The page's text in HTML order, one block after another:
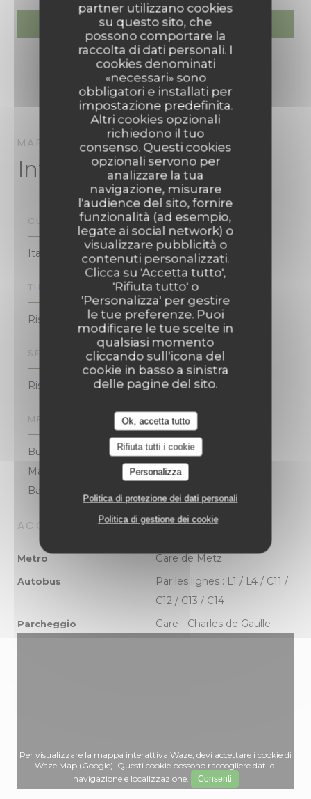
partner utilizzano cookies
su questo sito, che
possono comportare la
raccolta di dati personali. I
cookies denominati
«necessari» sono
obbligatori e installati per
impostazione predefinita.
Altri cookies opzionali
richiedono il tuo
consenso. Questi cookies
opzionali servono per
analizzare la tua
navigazione, misurare
l'audience del sito, fornire
funzionalità (ad esempio,
legate ai social network) o
visualizzare pubblicità o
contenuti personalizzati.
Clicca su 'Accetta tutto',
'Rifiuta tutto' o
'Personalizza' per gestire
le tue preferenze. Puoi
modificare le tue scelte in
qualsiasi momento
cliccando sull'icona del
cookie in basso a sinistra
delle pagine del sito.
Ok, accetta tutto
Rifiuta tutti i cookie
Personalizza
Politica di protezione dei dati personali
Politica di gestione dei cookie
MARTINA RISTORANTE ITALIANOMETZ
Informazioni pratiche
CUCINA
Italiano tradizionale
TIPOLOGIA
Ristorante Italiano
SERVIZI
Ristorante o da asporto
METODO DI PAGAMENTO
Buoni pasto, Contactless Payment, Eurocard /
Mastercard, Contanti, Visa, American Express,
Bancomat
ACCESSO
Metro Gare de Metz
Autobus
Par les lignes : L1 / L4 / C11 /
C12 / C13 / C14
Parcheggio Gare - Charles de Gaulle
Per visualizzare la mappa interattiva Waze, devi accettare i cookie di
Waze Map (Google). Questi cookie possono raccogliere dati di
navigazione e localizzazione.
Consenti